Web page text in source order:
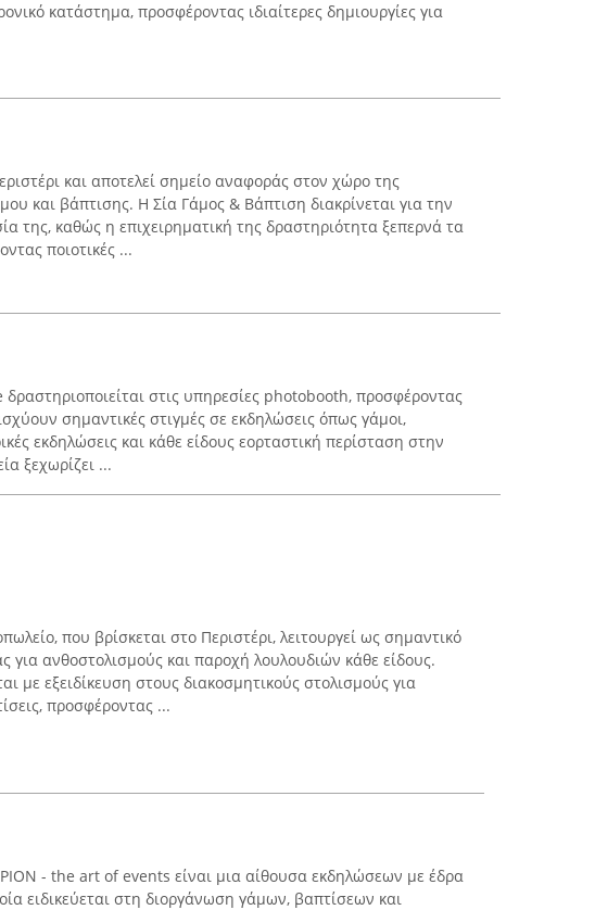
κατάστημα, προσφέροντας ιδιαίτερες δημιουργίες για
και αποτελεί σημείο αναφοράς στον χώρο της
και βάπτισης. Η Σία Γάμος & Βάπτιση διακρίνεται για την
της, καθώς η επιχειρηματική της δραστηριότητα ξεπερνά τα
ποιοτικές ...
στις υπηρεσίες photobooth, προσφέροντας
σημαντικές στιγμές σε εκδηλώσεις όπως γάμοι,
εκδηλώσεις και κάθε είδους εορταστική περίσταση στην
ξεχωρίζει ...
που βρίσκεται στο Περιστέρι, λειτουργεί ως σημαντικό
για ανθοστολισμούς και παροχή λουλουδιών κάθε είδους.
με εξειδίκευση στους διακοσμητικούς στολισμούς για
προσφέροντας ...
- the art of events είναι μια αίθουσα εκδηλώσεων με έδρα
ειδικεύεται στη διοργάνωση γάμων, βαπτίσεων και